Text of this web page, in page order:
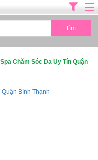
Spa Chăm Sóc Da Uy Tín Quận